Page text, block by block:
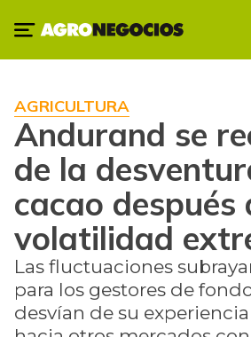
AGRICULTURA
Andurand se
de la
cacao después
volatilidad
Las fluctuaciones
para los gestores de
desvían de su